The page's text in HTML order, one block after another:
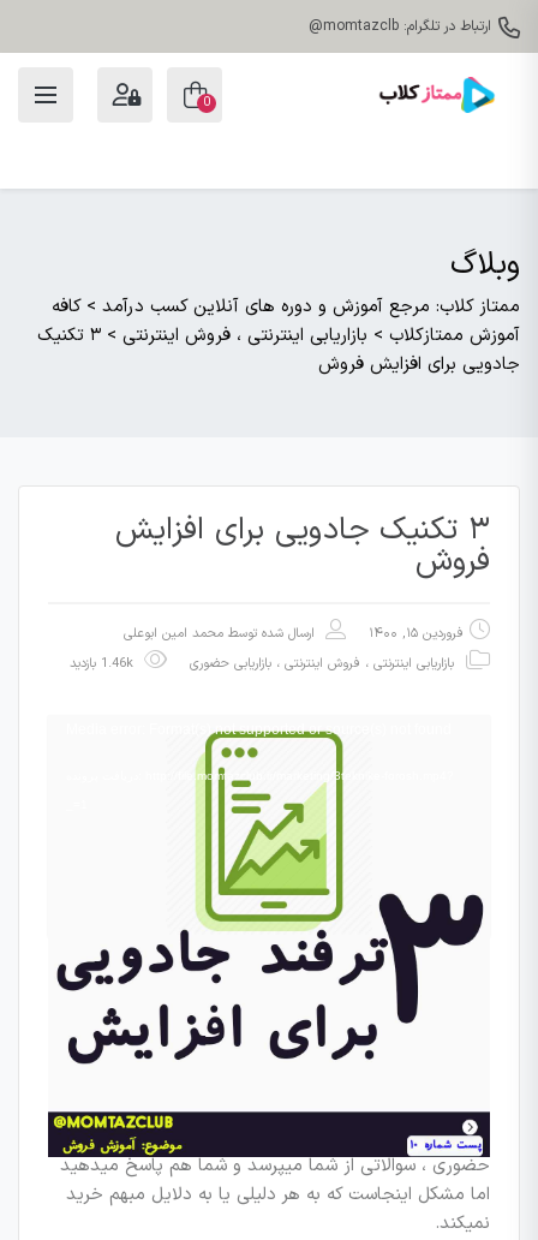
ارتباط در تلگرام: momtazclb@
0
وبلاگ
ممتاز کلاب: مرجع آموزش و دوره های آنلاین کسب درآمد > کافه
آموزش ممتازکلاب > بازاریابی اینترنتی ، فروش اینترنتی >
۳ تکنیک
جادویی برای افزایش فروش
۳ تکنیک جادویی برای افزایش
فروش
فروردین ۱۵, ۱۴۰۰ ارسال شده توسط محمد امین ابوعلی
بازاریابی اینترنتی ، فروش اینترنتی ، بازاریابی حضوری
Media error: Format(s) not supported or source(s) not found
معرفی سه تکنیک حرفه ای و جادویی در
فروش که به شما برای تبدیل مشتری به
خریدار کمک میکند.
نهایی کردن فروش است. یعنی اینکه خیلی وقتها مشتری
شما چه در فروش های اینترنتی و چه در فرایند فروش
حضوری ، سوالاتی از شما میپرسد و شما هم پاسخ میدهید
اما مشکل اینجاست که به هر دلیلی یا به دلایل مبهم خرید
نمیکند.